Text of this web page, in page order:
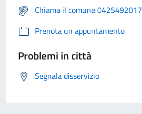
Chiama il comune 0425492017
Prenota un appuntamento
Problemi in città
Segnala disservizio